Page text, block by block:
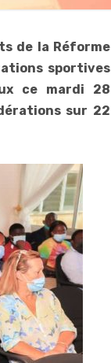
de la Réforme
sportives
ce mardi 28
sur 22